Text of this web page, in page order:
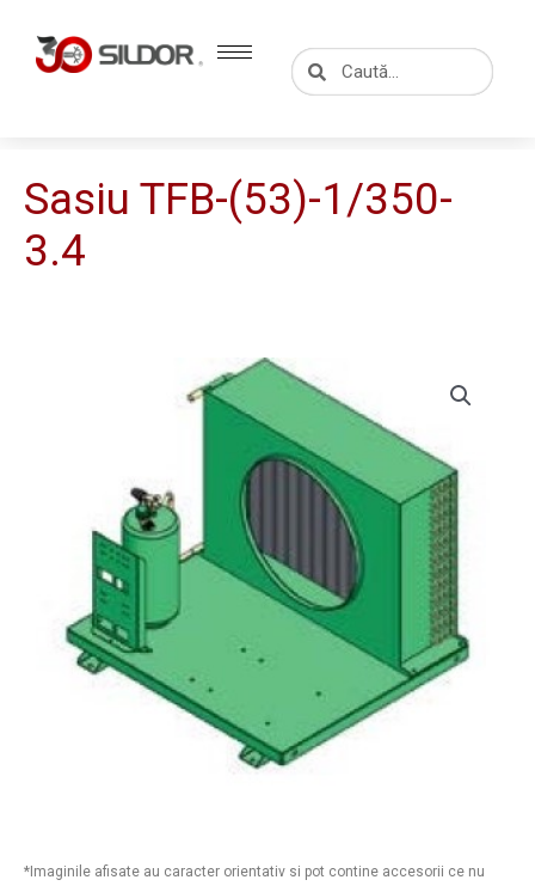
content
CautăCaută
Sasiu TFB-(53)-1/350-
3.4
*Imaginile afisate au caracter orientativ si pot contine accesorii ce nu